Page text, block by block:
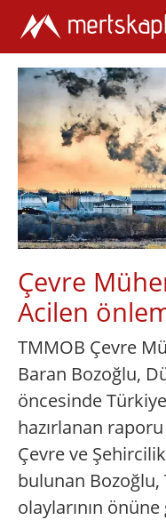
Çevre
Acilen
TMMOB Çevre
Baran Bozoğlu,
öncesinde
hazırlanan
Çevre ve Şehircilik
bulunan Bozoğlu,
olaylarının